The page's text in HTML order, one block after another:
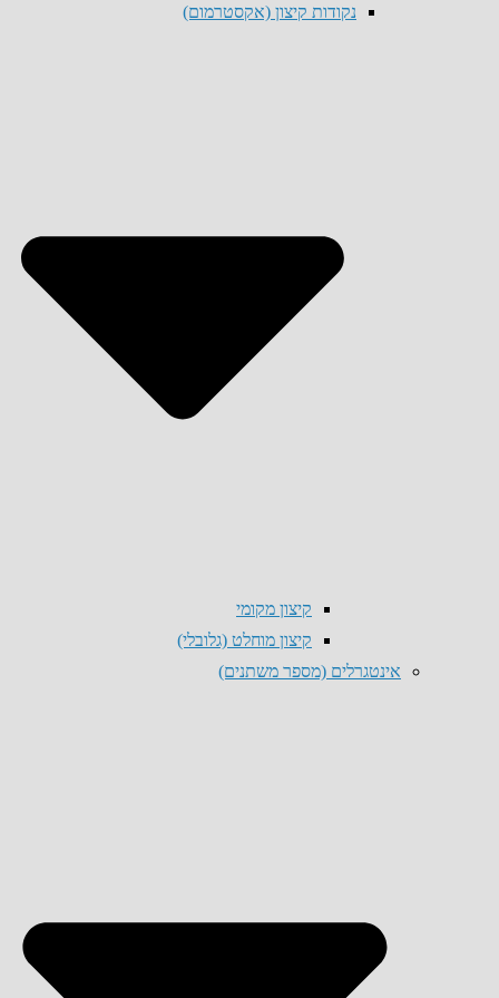
נקודות קיצון (אקסטרמום)
קיצון מקומי
קיצון מוחלט (גלובלי)
אינטגרלים (מספר משתנים)